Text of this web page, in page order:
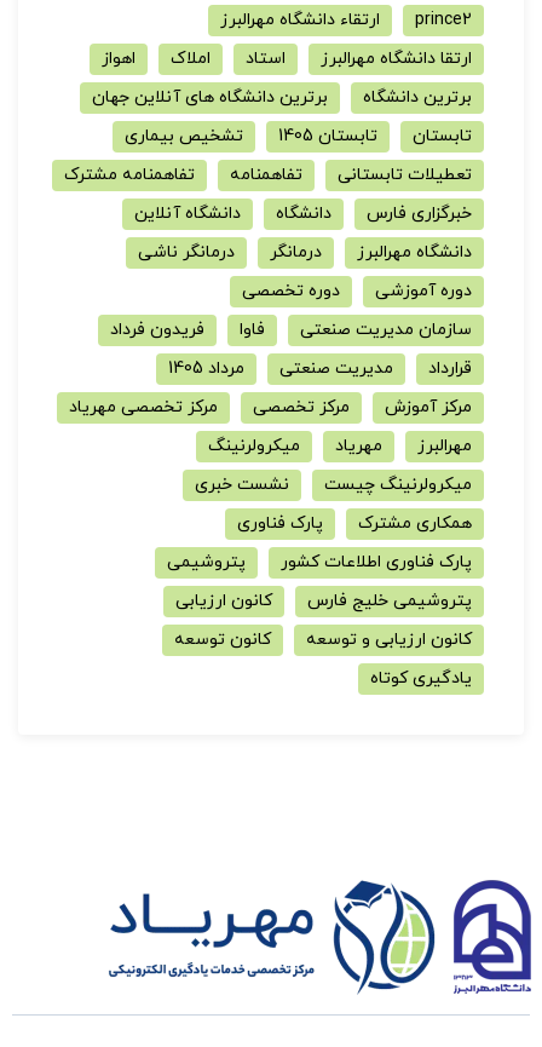
prince2
ارتقاء دانشگاه مهرالبرز
ارتقا دانشگاه مهرالبرز
استاد املاک
اهواز
برترین دانشگاه
برترین دانشگاه های آنلاین جهان
تابستان
تابستان 1405
تشخیص بیماری
تعطیلات تابستانی
تفاهمنامه
تفاهمنامه مشترک
خبرگزاری فارس
دانشگاه
دانشگاه آنلاین
دانشگاه مهرالبرز
درمانگر
درمانگر ناشی
دوره آموزشی
دوره تخصصی
سازمان مدیریت صنعتی
فاوا
فریدون فرداد
قرارداد
مدیریت صنعتی
مرداد 1405
مرکز آموزش
مرکز تخصصی
مرکز تخصصی مهریاد
مهرالبرز
مهریاد
میکرولرنینگ
میکرولرنینگ چیست
نشست خبری
همکاری مشترک
پارک فناوری
پارک فناوری اطلاعات کشور
پتروشیمی
پتروشیمی خلیج فارس
کانون ارزیابی
کانون ارزیابی و توسعه
کانون توسعه
یادگیری کوتاه